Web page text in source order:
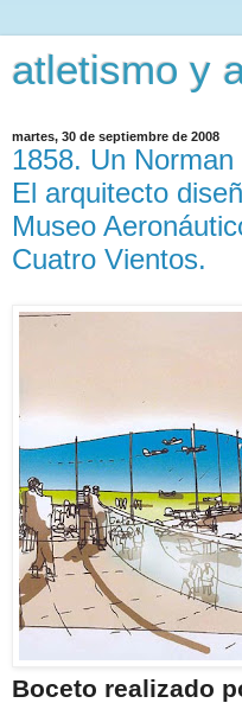
atletismo y
martes, 30 de septiembre de 2008
1858. Un
El arquitecto
Museo
Cuatro Vientos.
Boceto realizado